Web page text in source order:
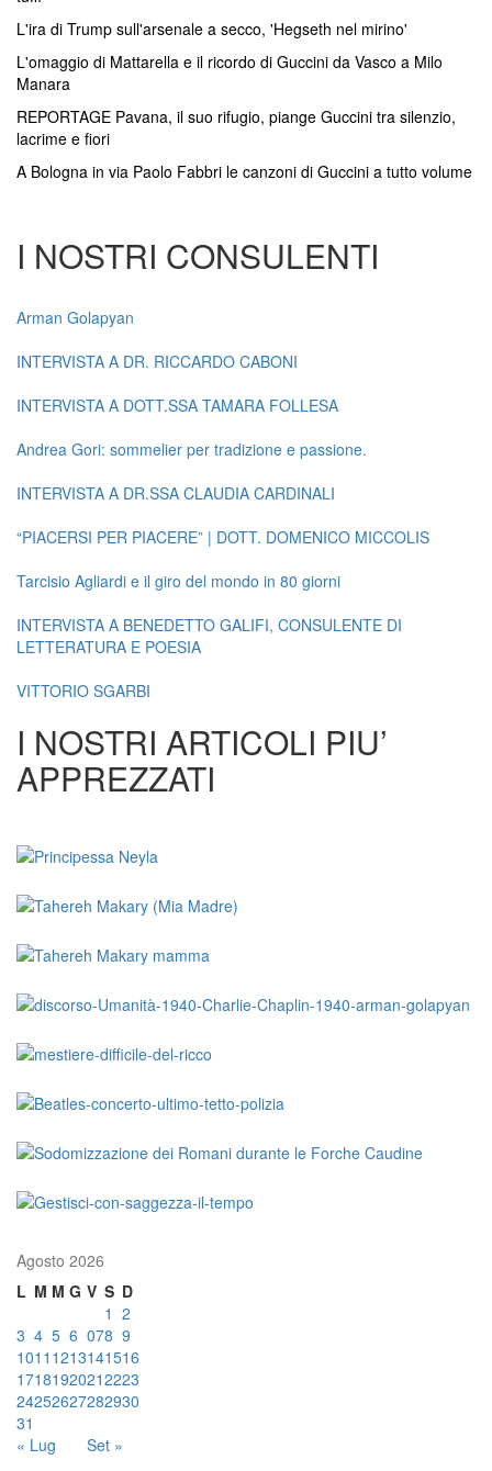
L'ira di Trump sull'arsenale a secco, 'Hegseth nel mirino'
L'omaggio di Mattarella e il ricordo di Guccini da Vasco a Milo
Manara
REPORTAGE Pavana, il suo rifugio, piange Guccini tra silenzio,
lacrime e fiori
A Bologna in via Paolo Fabbri le canzoni di Guccini a tutto volume
I NOSTRI CONSULENTI
Arman Golapyan
INTERVISTA A DR. RICCARDO CABONI
INTERVISTA A DOTT.SSA TAMARA FOLLESA
Andrea Gori: sommelier per tradizione e passione.
INTERVISTA A DR.SSA CLAUDIA CARDINALI
“PIACERSI PER PIACERE” | DOTT. DOMENICO MICCOLIS
Tarcisio Agliardi e il giro del mondo in 80 giorni
INTERVISTA A BENEDETTO GALIFI, CONSULENTE DI
LETTERATURA E POESIA
VITTORIO SGARBI
I NOSTRI ARTICOLI PIU’
APPREZZATI
Agosto 2026
L M M G V S D
« Lug Set »
1 2
3 4 5 6 078 9
1011 1213141516
17181920212223
24252627282930
31